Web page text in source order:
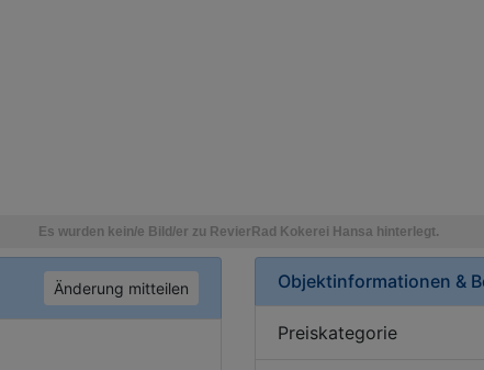
Änderung mitteilen Objektinformationen &
Preiskategorie